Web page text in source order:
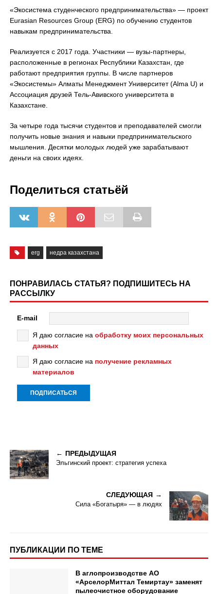
«Экосистема студенческого предпринимательства» — проект
Eurasian Resources Group (ERG) по обучению студентов
навыкам предпринимательства.
Реализуется с 2017 года. Участники — вузы-партнеры,
расположенные в регионах Республики Казахстан, где
работают предприятия группы. В числе партнеров
«Экосистемы» Алматы Менеджмент Университет (Alma U) и
Ассоциация друзей Тель-Авивского университета в
Казахстане.
За четыре года тысячи студентов и преподавателей смогли
получить новые знания и навыки предпринимательского
мышления. Десятки молодых людей уже зарабатывают
деньги на своих идеях.
Поделиться статьёй
erg недра казахстана
ПОНРАВИЛАСЬ СТАТЬЯ? ПОДПИШИТЕСЬ НА
РАССЫЛКУ
E-mail
Я даю согласие на обработку моих персональных
данных
Я даю согласие на получение рекламных
материалов
ПРЕДЫДУЩАЯ
Эльгинский проект: стратегия успеха
СЛЕДУЮЩАЯ
Сила «Богатыря» — в людях
ПУБЛИКАЦИИ ПО ТЕМЕ
В аглопроизводстве АО
«АрселорМиттал Темиртау» заменят
пылеочистное оборудование